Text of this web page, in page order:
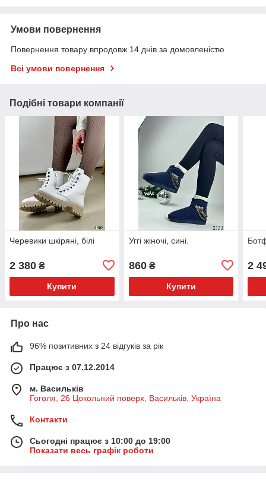
Умови повернення
Повернення товару впродовж 14 днів за домовленістю
Всі умови повернення
Подібні товари компанії
Черевики шкіряні, білі
2 380 ₴
Купити
Уггі жіночі, сині.
860₴
Купити
2
Про нас
96% позитивних з 24 відгуків за рік
Працює з 07.12.2014
м. Васильків
Гоголя, 26 Цокольний поверх, Васильків, Україна
Контакти
Сьогодні працює з 10:00 до 19:00
Показати весь графік роботи